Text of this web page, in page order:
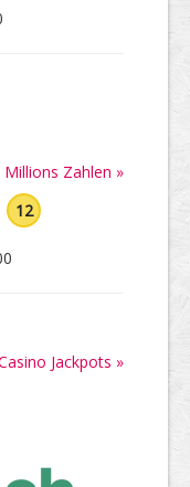
Millions Zahlen »
12
Jackpots »